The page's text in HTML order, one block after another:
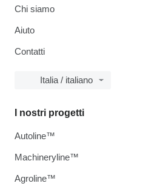
Chi siamo
Aiuto
Contatti
Italia / italiano
I nostri progetti
Autoline™
Machineryline™
Agroline™